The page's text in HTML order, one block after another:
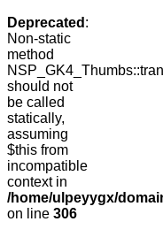
Deprecated :
Non-static
method
should not
be called
statically,
assuming
$this from
incompatible
context in
/home/ulpeyygx/
on line 306